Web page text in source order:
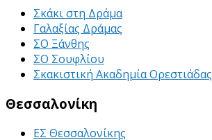
Σκάκι στη Δράμα
Γαλαξίας Δράμας
ΣΟ Ξάνθης
ΣΟ Σουφλίου
Σκακιστική Ακαδημία Ορεστιάδας
Θεσσαλονίκη
ΕΣ Θεσσαλονίκης